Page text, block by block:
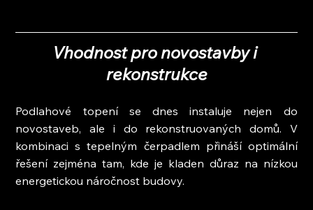
Vhodnost pro novostavby i
rekonstrukce
Podlahové topení se dnes instaluje nejen do
novostaveb, ale i do rekonstruovaných domů. V
kombinaci s tepelným čerpadlem přináší optimální
řešení zejména tam, kde je kladen důraz na nízkou
energetickou náročnost budovy.